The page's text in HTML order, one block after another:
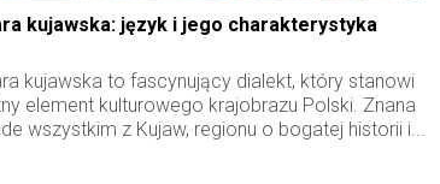
kujawska: język i jego charakterystyka
kujawska to fascynujący dialekt, który stanowi
element kulturowego krajobrazu Polski. Znana
wszystkim z Kujaw, regionu o bogatej historii i...